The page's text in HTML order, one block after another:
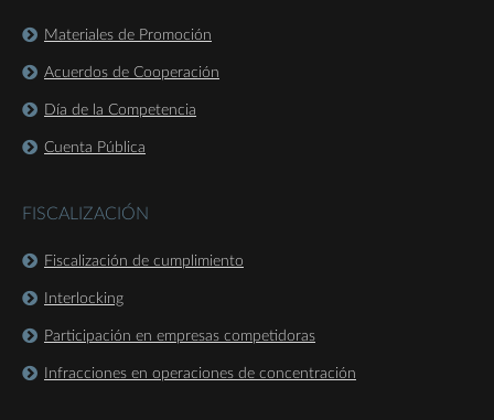
Materiales de Promoción
Acuerdos de Cooperación
Día de la Competencia
Cuenta Pública
FISCALIZACIÓN
Fiscalización de cumplimiento
Interlocking
Participación en empresas competidoras
Infracciones en operaciones de concentración